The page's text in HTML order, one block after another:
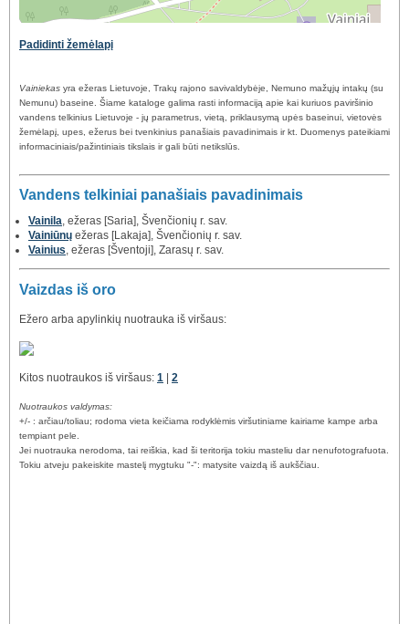
Padidinti žemėlapį
Vainiekas yra ežeras Lietuvoje, Trakų rajono savivaldybėje, Nemuno mažųjų intakų (su
Nemunu) baseine. Šiame kataloge galima rasti informaciją apie kai kuriuos paviršinio
vandens telkinius Lietuvoje - jų parametrus, vietą, priklausymą upės baseinui, vietovės
žemėlapį, upes, ežerus bei tvenkinius panašiais pavadinimais ir kt. Duomenys pateikiami
informaciniais/pažintiniais tikslais ir gali būti netikslūs.
Vandens telkiniai panašiais pavadinimais
Vainila, ežeras [Saria], Švenčionių r. sav.
Vainiūnų ežeras [Lakaja], Švenčionių r. sav.
Vainius, ežeras [Šventoji], Zarasų r. sav.
Vaizdas iš oro
Ežero arba apylinkių nuotrauka iš viršaus:
Kitos nuotraukos iš viršaus: 1 | 2
Nuotraukos valdymas:
+/- : arčiau/toliau; rodoma vieta keičiama rodyklėmis viršutiniame kairiame kampe arba
tempiant pele.
Jei nuotrauka nerodoma, tai reiškia, kad ši teritorija tokiu masteliu dar nenufotografuota.
Tokiu atveju pakeiskite mastelį mygtuku "-": matysite vaizdą iš aukščiau.